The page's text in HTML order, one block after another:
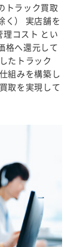
トラック買取
く） 実店舗を
コスト とい
格へ還元して
たトラック
組みを構築し
取を実現して